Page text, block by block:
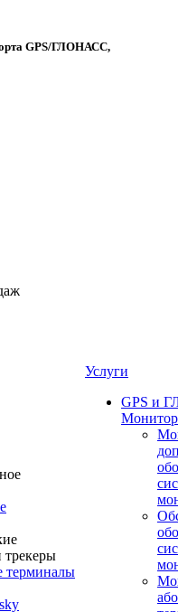
GPS/ГЛОНАСС,
терминалы
Услуги
GPS и